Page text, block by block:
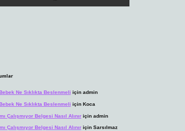
Ne Sıklıkta Beslenmeli için admin
Ne Sıklıkta Beslenmeli için Koca
Çalışmıyor Belgesi Nasıl Alınıriçin admin
Çalışmıyor Belgesi Nasıl Alınıriçin Sarsılmaz